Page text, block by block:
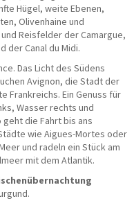
Hügel, weite Ebenen,
Olivenhaine und
Reisfelder der Camargue,
der Canal du Midi.
Das Licht des Südens
Avignon, die Stadt der
Frankreichs. Ein Genuss für
Wasser rechts und
die Fahrt bis ans
wie Aigues-Mortes oder
und radeln ein Stück am
mit dem Atlantik.